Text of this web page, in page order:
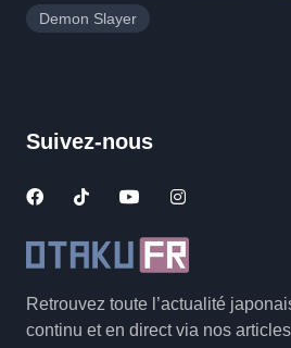
Retrouvez toute l’actualité
continu et en direct via nos
Demon Slayer
Suivez-nous